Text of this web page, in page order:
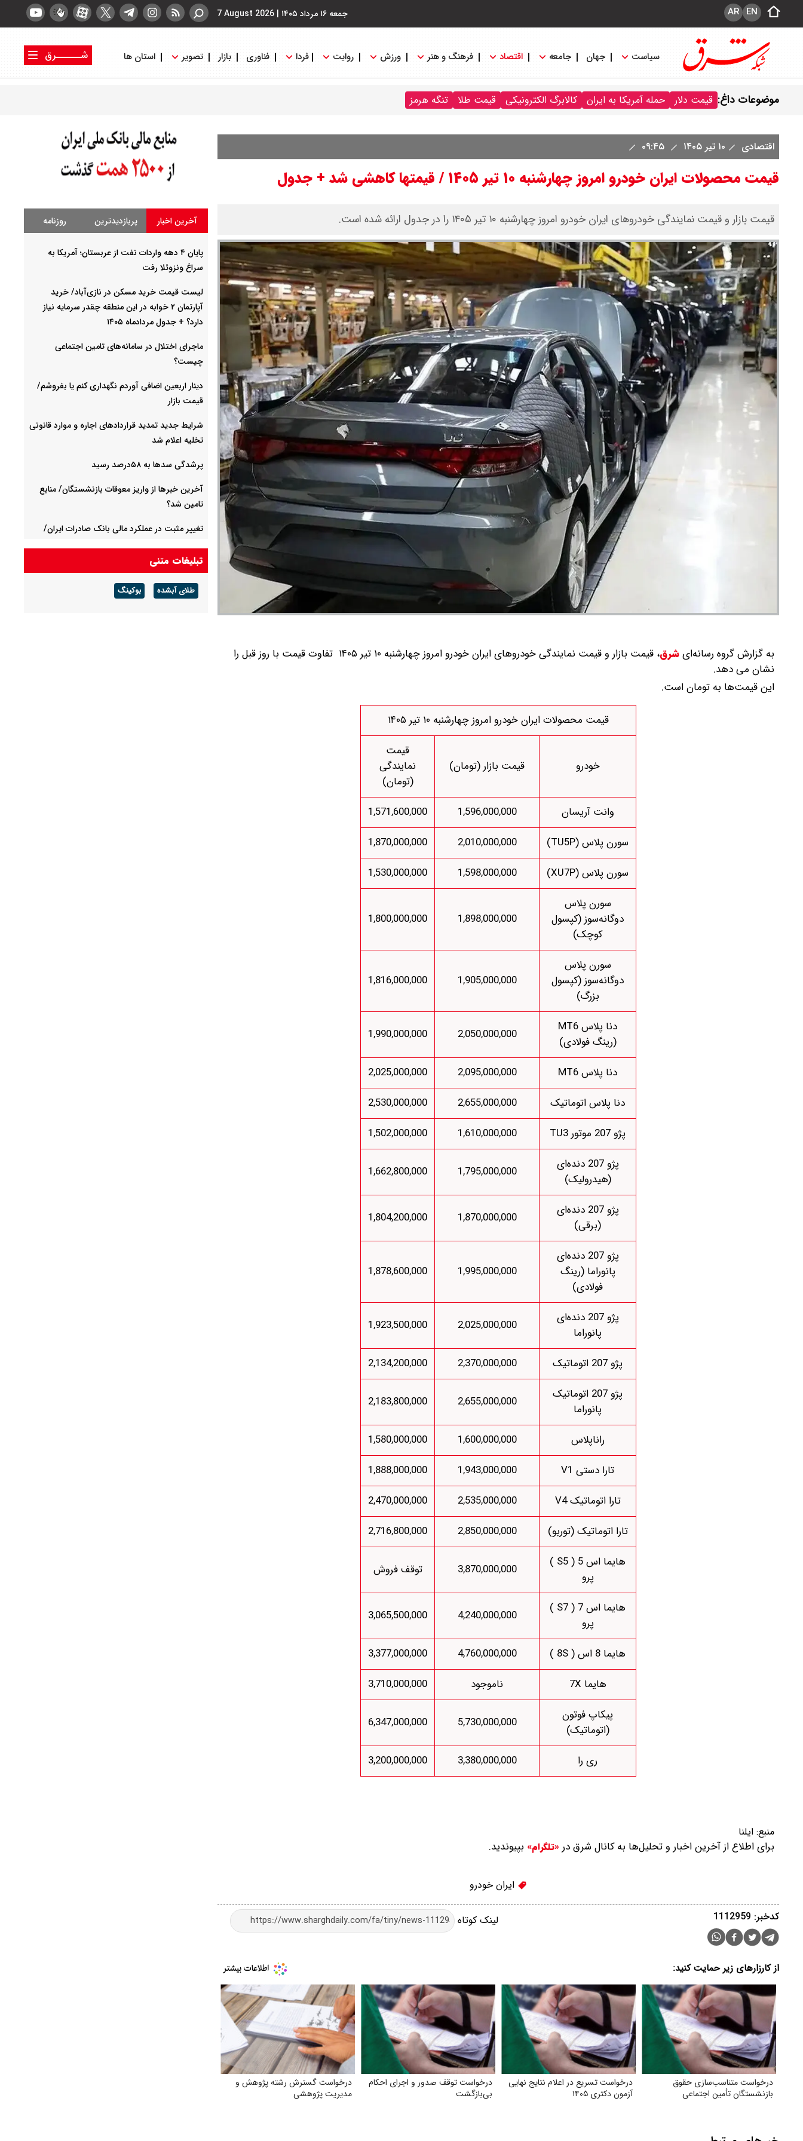
جمعه ۱۶ مرداد ۱۴۰۵ |
7 August 2026 EN
AR
سیاست جهان جامعه اقتصاد فرهنگ و هنر ورزش روایت فردا فناوری بازار تصویر استان ها
شــــــرق
موضوعات داغ: قیمت دلار حمله آمریکا به ایران کالابرگ الکترونیکی قیمت طلا تنگه هرمز
اقتصادی ۱۰ تیر ۱۴۰۵
قیمت محصولات ایران خودرو امروز چهارشنبه ۱۰ تیر ۱۴۰۵ / قیمتها کاهشی شد + جدول
قیمت بازار و قیمت نمایندگی خودرو‌های ایران خودرو امروز چهارشنبه ۱۰ تیر ۱۴۰۵ را در جدول ارائه شده است.
به گزارش گروه رسانه‌ایشرق،
قیمت بازار و قیمت نمایندگی خودرو‌های ایران خودرو امروز چهارشنبه ۱۰ تیر ۱۴۰۵ تفاوت قیمت با روز قبل را
نشان می دهد.
این قیمت‌ها به تومان است.
قیمت محصولات ایران خودرو امروز چهارشنبه ۱۰ تیر ۱۴۰۵
خودرو قیمت بازار (تومان)
قیمت
نمایندگی
(تومان)
وانت آریسان
1,596,000,000
1,571,600,000
سورن پلاس (TU5P)
2,010,000,000
1,870,000,000
سورن پلاس (XU7P)
1,598,000,000
1,530,000,000
سورن پلاس
دوگانه‌سوز (کپسول
کوچک)
1,898,000,000
1,800,000,000
سورن پلاس
دوگانه‌سوز (کپسول
بزرگ)
1,905,000,000
1,816,000,000
دنا پلاس MT6
(رینگ فولادی)
2,050,000,000
1,990,000,000
دنا پلاس MT6 2,095,000,000
2,025,000,000
دنا پلاس اتوماتیک
2,655,000,000
2,530,000,000
پژو 207 موتور TU3
1,610,000,000
1,502,000,000
پژو 207 دنده‌ای
(هیدرولیک)
1,795,000,000
1,662,800,000
پژو 207 دنده‌ای
(برقی)
1,870,000,000
1,804,200,000
پژو 207 دنده‌ای
پانوراما (رینگ
فولادی)
1,995,000,000
1,878,600,000
پژو 207 دنده‌ای
پانوراما
2,025,000,000
1,923,500,000
پژو 207 اتوماتیک 2,370,000,000
2,134,200,000
پژو 207 اتوماتیک
پانوراما
2,655,000,000
2,183,800,000
راناپلاس 1,600,000,000
1,580,000,000
تارا دستی V1
1,943,000,000
1,888,000,000
تارا اتوماتیک V4
2,535,000,000
2,470,000,000
تارا اتوماتیک (توربو)
2,850,000,000
2,716,800,000
هایما اس 5 ( S5 )
پرو
3,870,000,000 توقف فروش
هایما اس 7 ( S7 )
پرو
4,240,000,000
3,065,500,000
هایما 8 اس ( 8S ) 4,760,000,000
3,377,000,000
هایما 7X
ناموجود
3,710,000,000
پیکاپ فوتون
(اتوماتیک)
5,730,000,000
6,347,000,000
ری را 3,380,000,000
3,200,000,000
منبع: ایلنا
برای اطلاع از آخرین اخبار و تحلیل‌ها به کانال شرق در «تلگرام» بپیوندید.
ایران خودرو
لینک کوتاه کدخبر: 1112959
از کارزارهای زیر حمایت کنید:
درخواست متناسب‌سازی حقوق
بازنشستگان تأمین اجتماعی
درخواست تسریع در اعلام نتایج نهایی
آزمون دکتری ۱۴۰۵
درخواست توقف صدور و اجرای احکام
بی‌بازگشت
درخواست گسترش رشته پژوهش و
مدیریت پژوهشی
آخرین اخبار پربازدیدترین روزنامه
پایان ۴ دهه واردات نفت از عربستان؛ آمریکا به
سراغ ونزوئلا رفت
لیست قیمت خرید مسکن در نازی‌آباد/ خرید
آپارتمان ۲ خوابه در این منطقه چقدر سرمایه نیاز
دارد؟ + جدول مردادماه ۱۴۰۵
ماجرای اختلال در سامانه‌های تامین اجتماعی
چیست؟
دینار اربعین اضافی آوردم نگهداری کنم یا بفروشم/
قیمت بازار
شرایط جدید تمدید قراردادهای اجاره و موارد قانونی
تخلیه اعلام شد
پرشدگی سدها به ۵۸درصد رسید
آخرین خبرها از واریز معوقات بازنشستگان/ منابع
تامین شد؟
تغییر مثبت در عملکرد مالی بانک صادرات ایران/
شرط جدید بازنشستگی اعلام شد + جزئیات
تبلیغات متنی
طلای آبشده بوکینگ